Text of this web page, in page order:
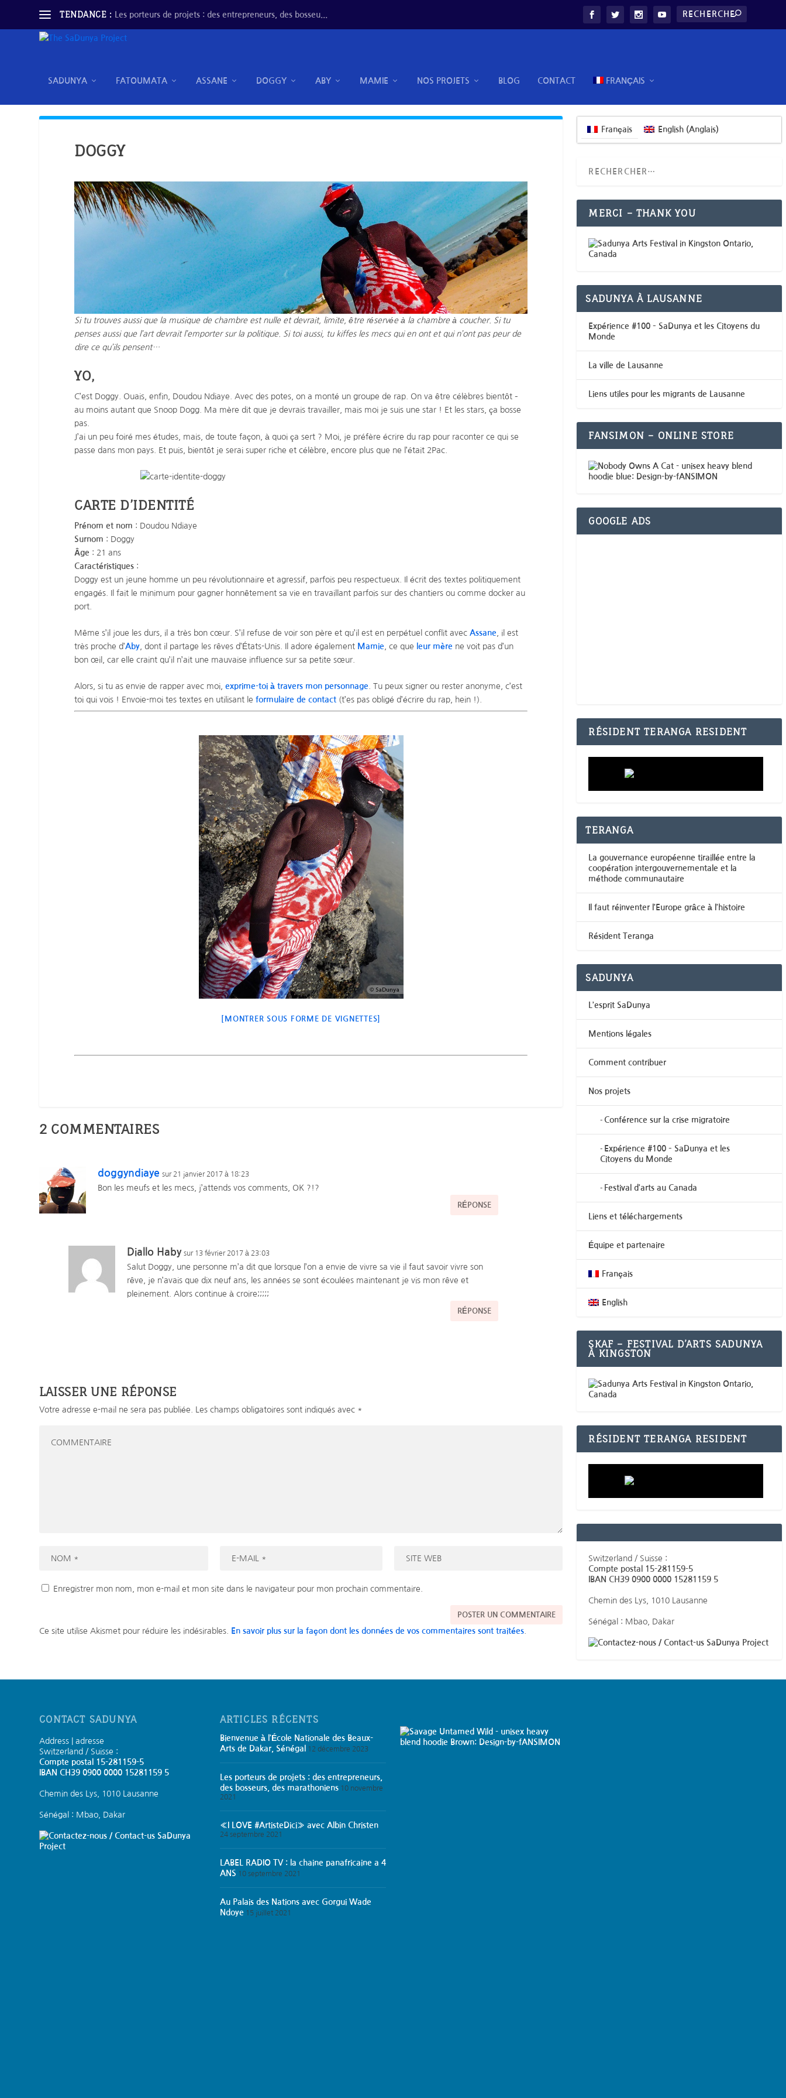
TENDANCE : Les porteurs de projets : des entrepreneurs, des bosseu...
SADUNYA FATOUMATA ASSANE DOGGY ABY MAMIE NOS PROJETS BLOG CONTACT FRANÇAIS
DOGGY
Si tu trouves aussi que la musique de chambre est nulle et devrait, limite, être réservée à la chambre à coucher. Si tu
penses aussi que l’art devrait l’emporter sur la politique. Si toi aussi, tu kiffes les mecs qui en ont et qui n’ont pas peur de
dire ce qu’ils pensent…
YO,
C’est Doggy. Ouais, enfin, Doudou Ndiaye. Avec des potes, on a monté un groupe de rap. On va être célèbres bientôt –
au moins autant que Snoop Dogg. Ma mère dit que je devrais travailler, mais moi je suis une star ! Et les stars, ça bosse
pas.
J’ai un peu foiré mes études, mais, de toute façon, à quoi ça sert ? Moi, je préfère écrire du rap pour raconter ce qui se
passe dans mon pays. Et puis, bientôt je serai super riche et célèbre, encore plus que ne l’était 2Pac.
CARTE D’IDENTITÉ
Prénom et nom : Doudou Ndiaye
Surnom : Doggy
Âge : 21 ans
Caractéristiques :
Doggy est un jeune homme un peu révolutionnaire et agressif, parfois peu respectueux. Il écrit des textes politiquement
engagés. Il fait le minimum pour gagner honnêtement sa vie en travaillant parfois sur des chantiers ou comme docker au
port.
Même s’il joue les durs, il a très bon cœur. S’il refuse de voir son père et qu’il est en perpétuel conflit avecAssane , il est
très proche d’Aby , dont il partage les rêves d’États-Unis. Il adore également Mamie , ce que leur mère ne voit pas d’un
bon œil, car elle craint qu’il n’ait une mauvaise influence sur sa petite sœur.
Alors, si tu as envie de rapper avec moi,exprime-toi à travers mon personnage . Tu peux signer ou rester anonyme, c’est
toi qui vois ! Envoie-moi tes textes en utilisant leformulaire de contact (t’es pas obligé d’écrire du rap, hein !).
[MONTRER SOUS FORME DE VIGNETTES]
2 COMMENTAIRES
doggyndiaye sur 21 janvier 2017 à 18:23
Bon les meufs et les mecs, j’attends vos comments, OK ?!?
RÉPONSE
Diallo Haby sur 13 février 2017 à 23:03
Salut Doggy, une personne m’a dit que lorsque l’on a envie de vivre sa vie il faut savoir vivre son
rêve, je n’avais que dix neuf ans, les années se sont écoulées maintenant je vis mon rêve et
pleinement. Alors continue à croire;;;;;
RÉPONSE
LAISSER UNE RÉPONSE
Votre adresse e-mail ne sera pas publiée. Les champs obligatoires sont indiqués avec *
Enregistrer mon nom, mon e-mail et mon site dans le navigateur pour mon prochain commentaire.
Ce site utilise Akismet pour réduire les indésirables. En savoir plus sur la façon dont les données de vos commentaires sont traitées
Français English(Anglais)
MERCI – THANK YOU
SADUNYA À LAUSANNE
Expérience #100 – SaDunya et les Citoyens du
Monde
La ville de Lausanne
Liens utiles pour les migrants de Lausanne
FANSIMON – ONLINE STORE
GOOGLE ADS
RÉSIDENT TERANGA RESIDENT
TERANGA
La gouvernance européenne tiraillée entre la
coopération intergouvernementale et la
méthode communautaire
Il faut réinventer l’Europe grâce à l’histoire
Résident Teranga
SADUNYA
L’esprit SaDunya
Mentions légales
Comment contribuer
Nos projets
Conférence sur la crise migratoire
Expérience #100 – SaDunya et les
Citoyens du Monde
Festival d’arts au Canada
Liens et téléchargements
Équipe et partenaire
Français
English
SKAF – FESTIVAL D’ARTS SADUNYA
À KINGSTON
RÉSIDENT TERANGA RESIDENT
Switzerland / Suisse :
Compte postal 15-281159-5
IBAN CH39 0900 0000 15281159 5
Chemin des Lys, 1010 Lausanne
Sénégal : Mbao, Dakar
SaDunya Project
CONTACT SADUNYA
Address | adresse
Switzerland / Suisse :
Compte postal 15-281159-5
IBAN CH39 0900 0000 15281159 5
Chemin des Lys, 1010 Lausanne
Sénégal : Mbao, Dakar
SaDunya
Project
ARTICLES RÉCENTS
Bienvenue à l’École Nationale des Beaux-
Arts de Dakar, Sénégal
12 décembre 2023
Les porteurs de projets : des entrepreneurs,
des bosseurs, des marathoniens 10 novembre
2021
«I LOVE #ArtisteDici» avec Albin Christen
24 septembre 2021
LABEL RADIO TV : la chaine panafricaine a 4
ANS 10 septembre 2021
Au Palais des Nations avec Gorgui Wade
Ndoye 15 juillet 2021